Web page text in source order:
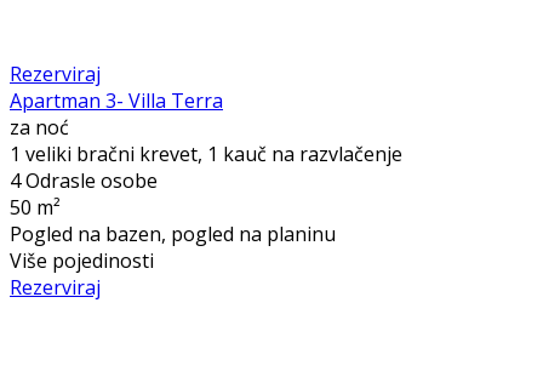
Rezerviraj
Apartman 3- Villa Terra
za noć
1 veliki bračni krevet, 1 kauč na razvlačenje
4 Odrasle osobe
50 m²
Pogled na bazen, pogled na planinu
Više pojedinosti
Rezerviraj